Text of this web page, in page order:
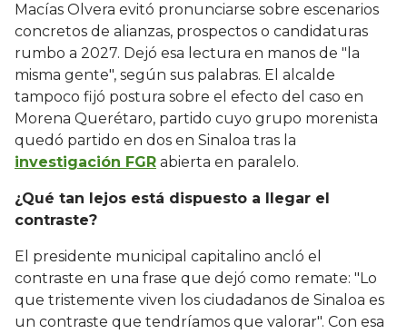
Macías Olvera evitó pronunciarse sobre escenarios
concretos de alianzas, prospectos o candidaturas
rumbo a 2027. Dejó esa lectura en manos de "la
misma gente", según sus palabras. El alcalde
tampoco fijó postura sobre el efecto del caso en
Morena Querétaro, partido cuyo grupo morenista
quedó partido en dos en Sinaloa tras la
investigación FGR abierta en paralelo.
¿Qué tan lejos está dispuesto a llegar el
contraste?
El presidente municipal capitalino ancló el
contraste en una frase que dejó como remate: "Lo
que tristemente viven los ciudadanos de Sinaloa es
un contraste que tendríamos que valorar". Con esa